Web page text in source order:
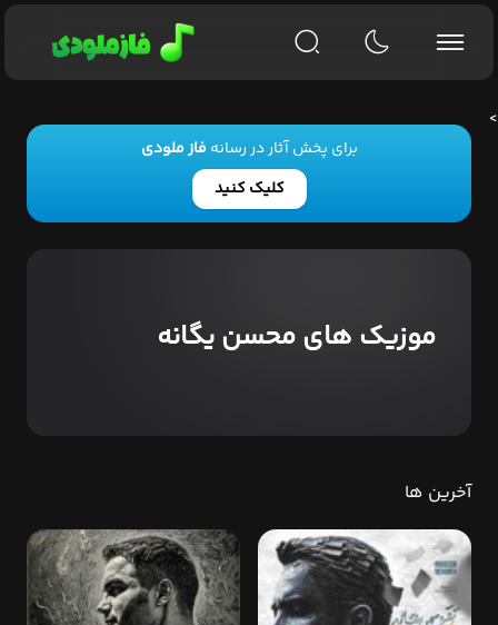
برای پخش آثار در رسانهفاز ملودی
کلیک کنید
موزیک های محسن یگانه
آخرین ها
>